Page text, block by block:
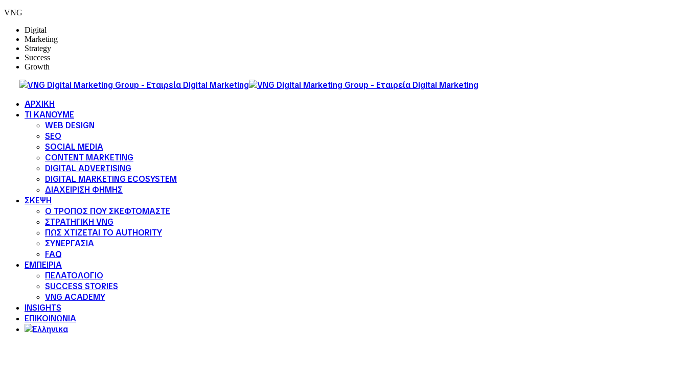
VNG
Digital
Marketing
Strategy
Success
Growth
ΑΡΧΙΚΗ
ΤΙ ΚΑΝΟΥΜΕ
WEB DESIGN
SEO
SOCIAL MEDIA
CONTENT MARKETING
DIGITAL ADVERTISING
DIGITAL MARKETING ECOSYSTEM
ΔΙΑΧΕΙΡΙΣΗ ΦΗΜΗΣ
ΣΚΕΨΗ
Ο ΤΡΟΠΟΣ ΠΟΥ ΣΚΕΦΤΟΜΑΣΤΕ
ΣΤΡΑΤΗΓΙΚΗ VNG
ΠΩΣ ΧΤΙΖΕΤΑΙ ΤΟ AUTHORITY
ΣΥΝΕΡΓΑΣΙΑ
FAQ
ΕΜΠΕΙΡΙΑ
ΠΕΛΑΤΟΛΟΓΙΟ
SUCCESS STORIES
VNG ACADEMY
INSIGHTS
ΕΠΙΚΟΙΝΩΝΙΑ